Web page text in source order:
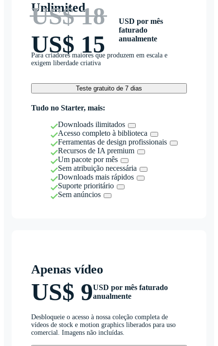
Unlimited
US$ 18
US$ 15
USD por mês
faturado
anualmente
Para criadores maiores que produzem em escala e
exigem liberdade criativa
Teste gratuito de 7 dias
Tudo no Starter, mais:
Downloads ilimitados
Acesso completo à biblioteca
Ferramentas de design profissionais
Recursos de IA premium
Um pacote por mês
Sem atribuição necessária
Downloads mais rápidos
Suporte prioritário
Sem anúncios
Apenas vídeo
US$ 9USD por mês faturado
anualmente
Desbloqueie o acesso à nossa coleção completa de
vídeos de stock e motion graphics liberados para uso
comercial. Imagens não incluídas.